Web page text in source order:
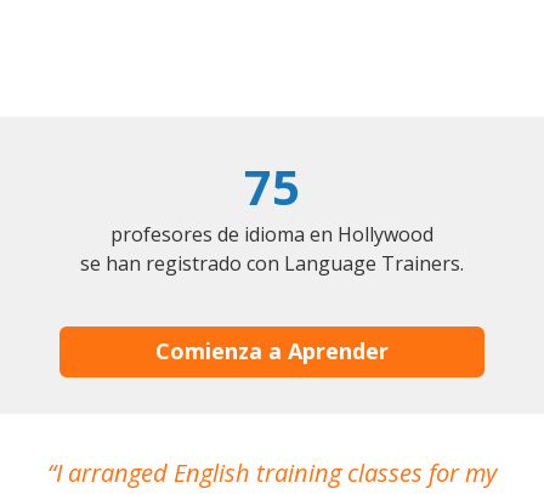
75
profesores de idioma en Hollywood
se han registrado con Language Trainers.
Comienza a Aprender
I arranged English training classes for my